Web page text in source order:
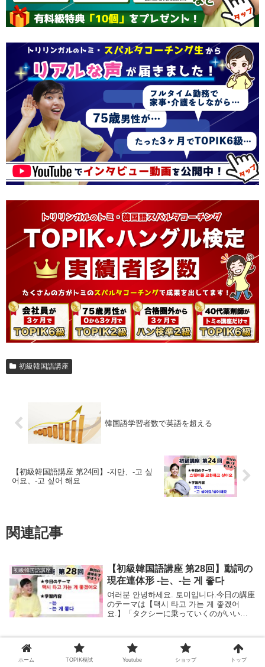
初級韓国語講座
韓国語学習者数で英語を超える
【初級韓国語講座 第24回】-지만、-고 싶
어요、-고 싶어 해요
関連記事
初級韓国語講座
【初級韓国語講座 第28回】動詞の
現在連体形 -는、-는 게 좋다
여러분 안녕하세요. 토미입니다.今日の講座
のテーマは【택시 타고 가는 게 좋겠어
요.】「タクシーに乗っていくのがいいと
다 「～するのがよい」のように相手...
初級韓国語講座
【初級韓国語講座 第4回】ですま
す文！ -ㅂ니다/습니다、-고
ホーム TOPIK模試 Youtube ショップ トップ